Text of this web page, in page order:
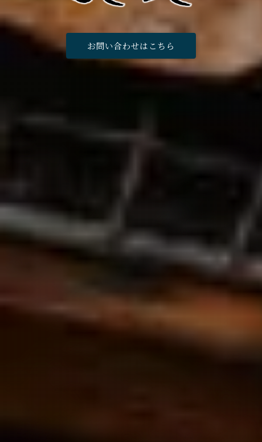
お問い合わせはこちら